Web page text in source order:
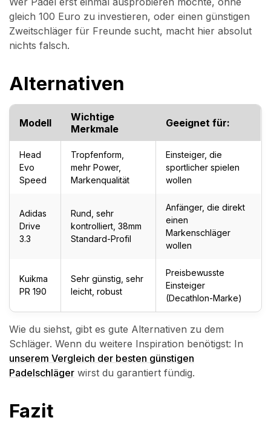
gleich 100 Euro zu investieren, oder einen günstigen
Zweitschläger für Freunde sucht, macht hier absolut
nichts falsch.
Alternativen
Modell
Wichtige
Merkmale
Geeignet für:
Head
Evo
Speed
Tropfenform,
mehr Power,
Markenqualität
Einsteiger, die
sportlicher spielen
wollen
Adidas
Drive
3.3
Rund, sehr
kontrolliert, 38mm
Standard-Profil
Anfänger, die direkt
einen
Markenschläger
wollen
Kuikma
PR 190
Sehr günstig, sehr
leicht, robust
Preisbewusste
Einsteiger
(Decathlon-Marke)
Wie du siehst, gibt es gute Alternativen zu dem
Schläger. Wenn du weitere Inspiration benötigst: In
unserem Vergleich der besten günstigen
Padelschläger wirst du garantiert fündig.
Fazit